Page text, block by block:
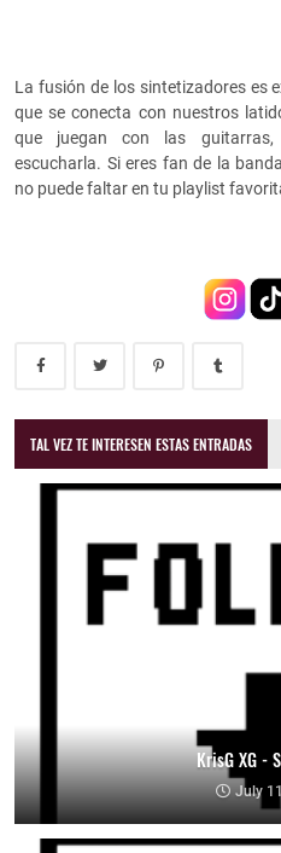
La fusión de los sintetizadores es
que se conecta con nuestros
que juegan con las guitarras,
escucharla. Si eres fan de la banda
no puede faltar en tu playlist
TAL VEZ TE INTERESEN ESTAS ENTRADAS
KrisG XG -
July